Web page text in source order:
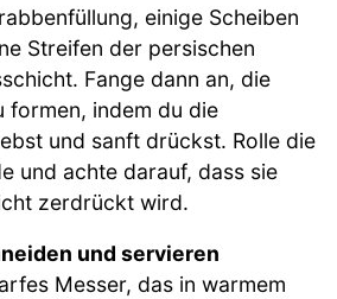
einige Scheiben
Streifen der persischen
Fange dann an, die
formen, indem du die
und sanft drückst. Rolle die
und achte darauf, dass sie
zerdrückt wird.
und servieren
Messer, das in warmem